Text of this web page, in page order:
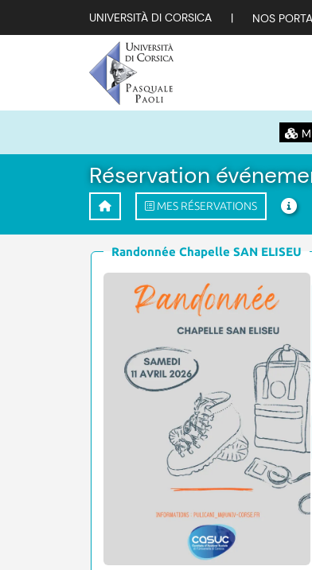
UNIVERSITÀ DI CORSICA | NOS
Réservation
MES RÉSERVATIONS
Randonnée Chapelle SAN ELISEU